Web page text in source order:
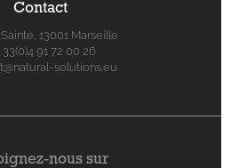
Contact
13001 Marseille
91 72 00 26
solutions.eu
nous sur